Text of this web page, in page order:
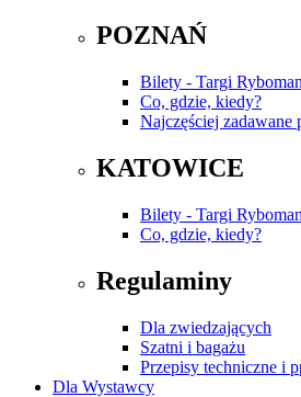
POZNAŃ
Bilety - Targi
Co, gdzie, kiedy?
Najczęściej zadawane
KATOWICE
Bilety - Targi
Co, gdzie, kiedy?
Regulaminy
Dla zwiedzających
Szatni i bagażu
Przepisy techniczne i
Dla Wystawcy